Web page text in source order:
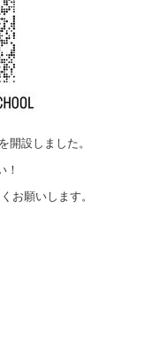
設しました。
！
お願いします。